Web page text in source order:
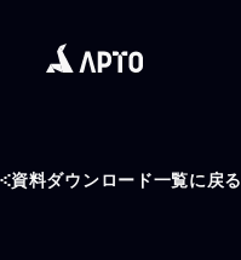
資料ダウンロード一覧に戻る